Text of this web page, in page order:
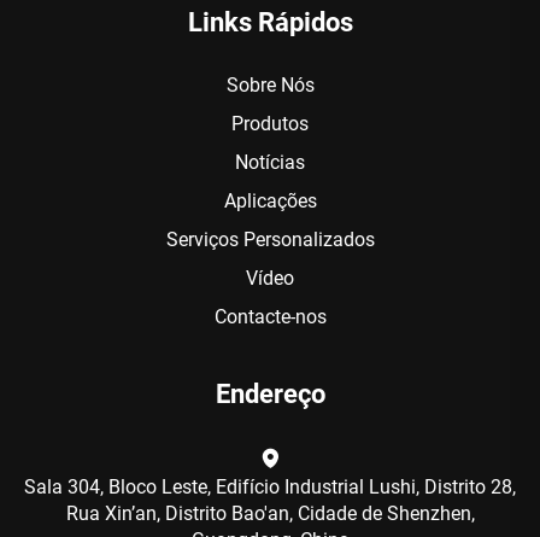
Links Rápidos
Sobre Nós
Produtos
Notícias
Aplicações
Serviços Personalizados
Vídeo
Contacte-nos
Endereço
Sala 304, Bloco Leste, Edifício Industrial Lushi, Distrito 28,
Rua Xin’an, Distrito Bao'an, Cidade de Shenzhen,